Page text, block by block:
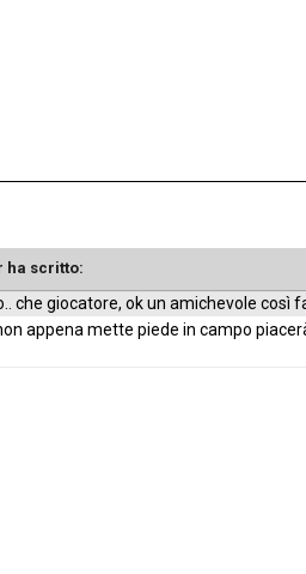
ha scritto:
che giocatore, ok un amichevole così
appena mette piede in campo